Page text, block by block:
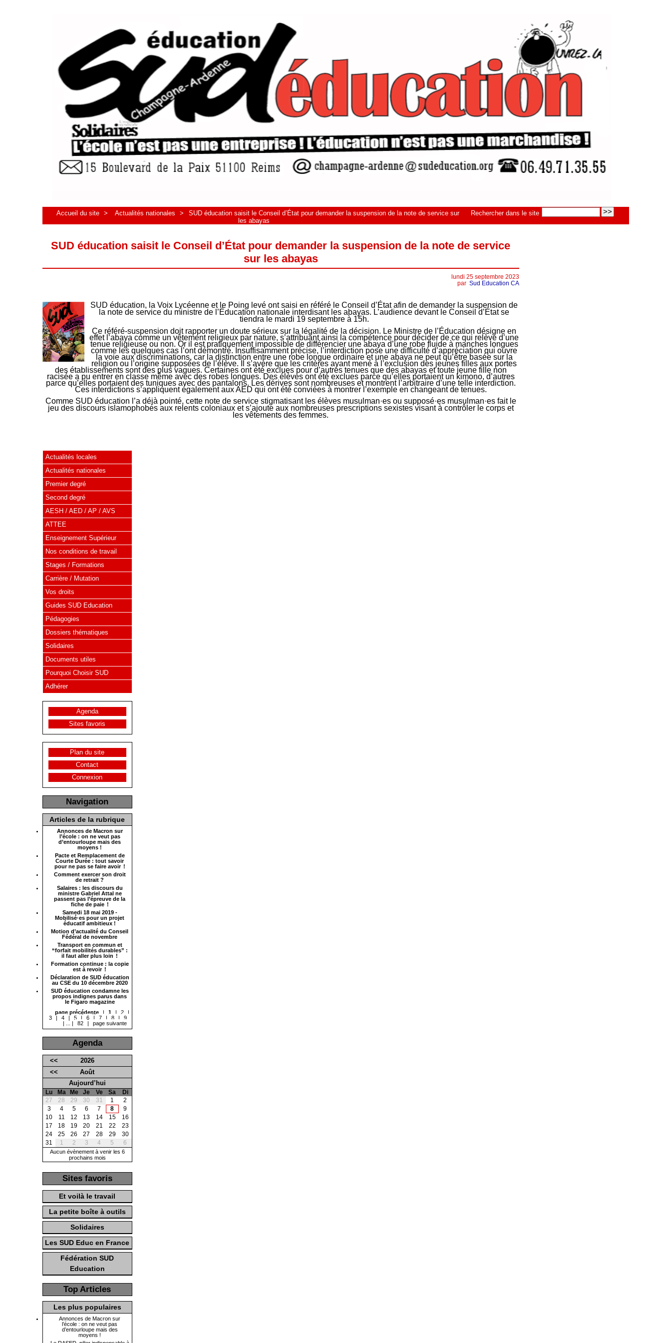
Rechercher dans le site
Accueil du site > Actualités nationales >
SUD éducation saisit le Conseil d’État pour demander la suspension de la note de service sur
les abayas
SUD éducation saisit le Conseil d’État pour demander la suspension de la note de service
sur les abayas
lundi 25 septembre 2023
par Sud Education CA
SUD éducation, la Voix Lycéenne et le Poing levé ont saisi en référé le Conseil d’État afin de demander la suspension de
la note de service du ministre de l’Éducation nationale interdisant les abayas. L’audience devant le Conseil d’État se
tiendra le mardi 19 septembre à 15h.
Ce référé-suspension doit rapporter un doute sérieux sur la légalité de la décision. Le Ministre de l’Éducation désigne en
effet l’abaya comme un vêtement religieux par nature, s’attribuant ainsi la compétence pour décider de ce qui relève d’une
tenue religieuse ou non. Or il est pratiquement impossible de différencier une abaya d’une robe fluide à manches longues
comme les quelques cas l’ont démontré. Insuffisamment précise, l’interdiction pose une difficulté d’appréciation qui ouvre
la voie aux discriminations, car la distinction entre une robe longue ordinaire et une abaya ne peut qu’être basée sur la
religion ou l’origine supposées de l’élève. Il s’avère que les critères ayant mené à l’exclusion des jeunes filles aux portes
des établissements sont des plus vagues. Certaines ont été exclues pour d’autres tenues que des abayas et toute jeune fille non
racisée a pu entrer en classe même avec des robes longues. Des élèves ont été exclues parce qu’elles portaient un kimono, d’autres
parce qu’elles portaient des tuniques avec des pantalons. Les dérives sont nombreuses et montrent l’arbitraire d’une telle interdiction.
Ces interdictions s’appliquent également aux AED qui ont été conviées à montrer l’exemple en changeant de tenues.
Comme SUD éducation l’a déjà pointé, cette note de service stigmatisant les élèves musulman·es ou supposé·es musulman·es fait le
jeu des discours islamophobes aux relents coloniaux et s’ajoute aux nombreuses prescriptions sexistes visant à contrôler le corps et
les vêtements des femmes.
Actualités locales
Actualités nationales
Premier degré
Second degré
AESH / AED / AP / AVS
ATTEE
Enseignement Supérieur
Nos conditions de travail
Stages / Formations
Carrière / Mutation
Vos droits
Guides SUD Education
Pédagogies
Dossiers thématiques
Solidaires
Documents utiles
Pourquoi Choisir SUD
Adhérer
Agenda
Sites favoris
Plan du site
Contact
Connexion
Navigation
Articles de la rubrique
Annonces de Macron sur
l’école : on ne veut pas
d’entourloupe mais des
moyens !
Pacte et Remplacement de
Courte Durée : tout savoir
pour ne pas se faire avoir !
Comment exercer son droit
de retrait ?
Salaires : les discours du
ministre Gabriel Attal ne
passent pas l’épreuve de la
fiche de paie !
Samedi 18 mai 2019 -
Mobilisé·es pour un projet
éducatif ambitieux !
Motion d’actualité du Conseil
Fédéral de novembre
Transport en commun et
“forfait mobilités durables” :
il faut aller plus loin !
Formation continue : la copie
est à revoir !
Déclaration de SUD éducation
au CSE du 10 décembre 2020
SUD éducation condamne les
propos indignes parus dans
le Figaro magazine
page précédente
| 1 | 2
|
3
| 4 | 5 | 6 | 7 | 8 |
9
|
| 82 | page suivante
Agenda
<<
2026
<<
Août
Aujourd’hui
Lu Ma Me Je Ve Sa
Di
27
28 29 30 31 1
2
3
4 5 6 7 8
9
10
11 12 13 14 15
16
17
18 19 20 21 22
23
24
25 26 27 28 29
30
31
1 2 3 4 5 6
Aucun évènement à venir les 6
prochains mois
Sites favoris
Et voilà le travail
La petite boîte à outils
Solidaires
Les SUD Educ en France
Fédération SUD
Education
Top Articles
Les plus populaires
Annonces de Macron sur
l’école : on ne veut pas
d’entourloupe mais des
moyens !